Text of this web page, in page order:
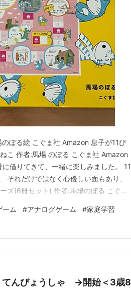
ぼる絵 こぐま社 Amazon 息子が11ぴ
こ 作者:馬場 のぼる こぐま社 Amazon
借りてきて、一緒に楽しみました。 11
それだけではなく心優しい面もあり、
ズ(6冊セット) 作者:馬場のぼる こぐま
カードマスにとまると、ニャゴ…
ーム #アナログゲーム #家庭学習
てんびょうしゃ →開始＜3歳8